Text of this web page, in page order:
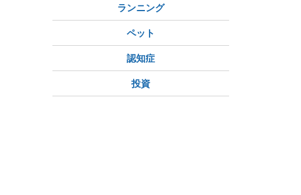
ランニング
ペット
認知症
投資